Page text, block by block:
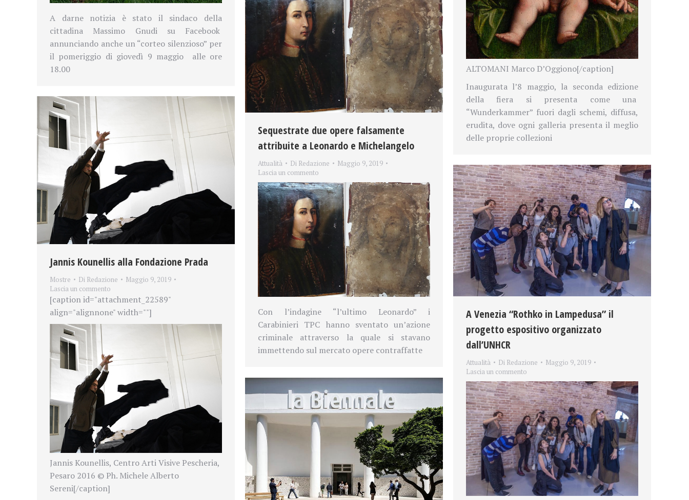
A darne notizia è stato il sindaco della
cittadina Massimo Gnudi su Facebook
annunciando anche un “corteo silenzioso” per
il pomeriggio di giovedì 9 maggio alle ore
18.00
ALTOMANI Marco D’Oggiono[/caption]
Inaugurata l’8 maggio, la seconda edizione
della fiera si presenta come una
“Wunderkammer” fuori dagli schemi, diffusa,
erudita, dove ogni galleria presenta il meglio
delle proprie collezioni
Sequestrate due opere falsamente
attribuite a Leonardo e Michelangelo
Attualità Di Redazione
Maggio 9, 2019
Lascia un commento
Con l’indagine “l’ultimo Leonardo” i
Carabinieri TPC hanno sventato un’azione
criminale attraverso la quale si stavano
immettendo sul mercato opere contraffatte
Jannis Kounellis alla Fondazione Prada
Mostre Di Redazione
Maggio 9, 2019
Lascia un commento
[caption id="attachment_22589"
align="alignnone" width=""]
Jannis Kounellis, Centro Arti Visive Pescheria,
Pesaro 2016 © Ph. Michele Alberto
Sereni[/caption]
A Venezia “Rothko in Lampedusa” il
progetto espositivo organizzato
dall’UNHCR
Attualità Di Redazione
Maggio 9, 2019
Lascia un commento